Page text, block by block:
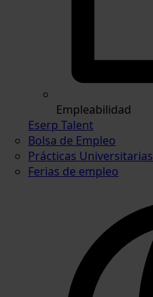
Empleabilidad
Eserp Talent
Bolsa de Empleo
Prácticas Universitarias
Ferias de empleo